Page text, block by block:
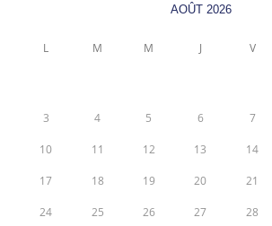
AOÛT 2026
L M M J V
3 4 5 6 7
10 11 12 13 14
17 18 19 20 21
24 25 26 27 28